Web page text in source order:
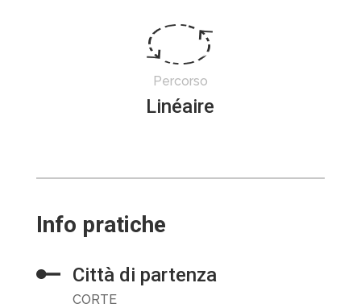
Percorso
Linéaire
Info pratiche
Città di partenza
CORTE